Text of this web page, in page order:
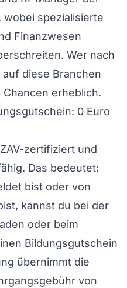
wobei spezialisierte
Finanzwesen
Wer nach
diese Branchen
erheblich.
0 Euro
zertifiziert und
Das bedeutet:
bist oder von
kannst du bei der
oder beim
Bildungsgutschein
übernimmt die
von